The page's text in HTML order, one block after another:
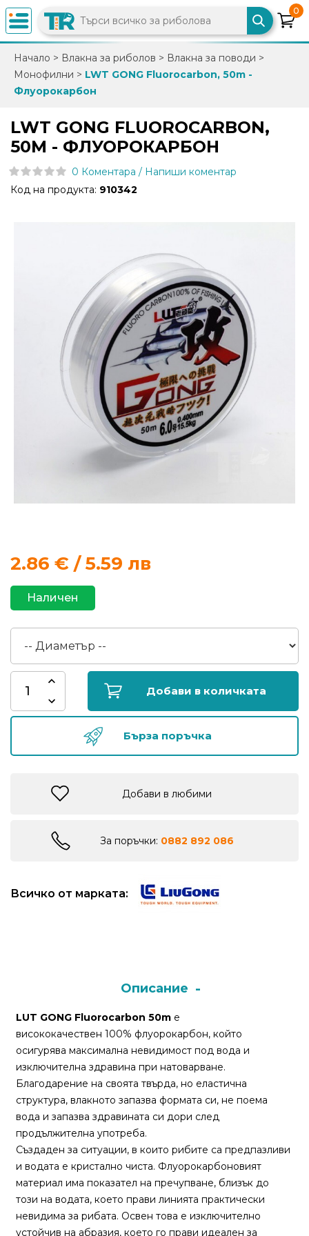
×
0882
892
info@trfish.com
Вход
продукти
добавки
риболов
Влакна
за
риболов
Куки
за
риболов
Плувки
за
риболов
Комплекти
риболов
Сонари
0
Начало > Влакна за риболов > Влакна за поводи >
Монофилни > LWT GONG Fluorocarbon, 50m -
Флуорокарбон
LWT GONG FLUOROCARBON,
50M - ФЛУОРОКАРБОН
0 Коментара / Напиши коментар
Код на продукта: 910342
2.86 € / 5.59 лв
Наличен
Добави в количката
Бърза поръчка
Добави в любими
За поръчки: 0882 892 086
Всичко от марката:
Описание
LUT GONG Fluorocarbon 50m е
висококачествен 100% флуорокарбон, който
осигурява максимална невидимост под вода и
изключителна здравина при натоварване.
Благодарение на своята твърда, но еластична
структура, влакното запазва формата си, не поема
вода и запазва здравината си дори след
продължителна употреба.
Създаден за ситуации, в които рибите са предпазливи
и водата е кристално чиста. Флуорокарбоновият
материал има показател на пречупване, близък до
този на водата, което прави линията практически
невидима за рибата. Освен това е изключително
устойчив на абразия, което го прави идеален за